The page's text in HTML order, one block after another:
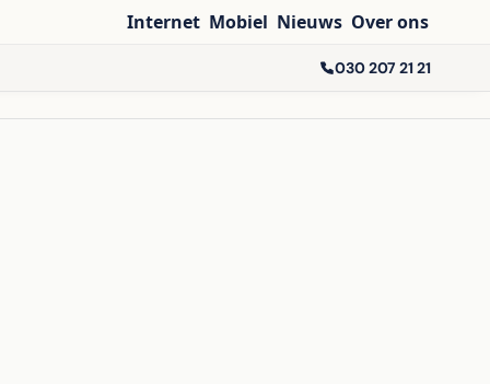
Internet Mobiel Nieuws Over ons
030 207 21 21